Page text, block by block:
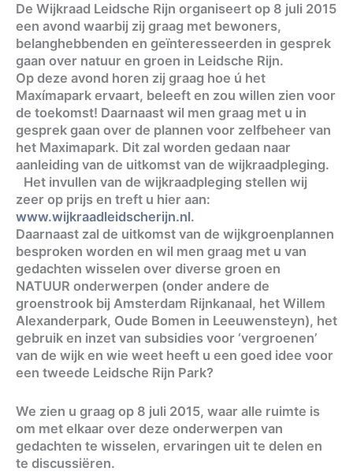
De Wijkraad Leidsche Rijn organiseert op 8 juli 2015
een avond waarbij zij graag met bewoners,
belanghebbenden en geïnteresseerden in gesprek
gaan over natuur en groen in Leidsche Rijn.
Op deze avond horen zij graag hoe ú het
Maxímapark ervaart, beleeft en zou willen zien voor
de toekomst! Daarnaast wil men graag met u in
gesprek gaan over de plannen voor zelfbeheer van
het Maximapark. Dit zal worden gedaan naar
aanleiding van de uitkomst van de wijkraadpleging.
Het invullen van de wijkraadpleging stellen wij
zeer op prijs en treft u hier aan:
www.wijkraadleidscherijn.nl.
Daarnaast zal de uitkomst van de wijkgroenplannen
besproken worden en wil men graag met u van
gedachten wisselen over diverse groen en
NATUUR onderwerpen (onder andere de
groenstrook bij Amsterdam Rijnkanaal, het Willem
Alexanderpark, Oude Bomen in Leeuwensteyn), het
gebruik en inzet van subsidies voor ‘vergroenen’
van de wijk en wie weet heeft u een goed idee voor
een tweede Leidsche Rijn Park?
We zien u graag op 8 juli 2015, waar alle ruimte is
om met elkaar over deze onderwerpen van
gedachten te wisselen, ervaringen uit te delen en
te discussiëren.